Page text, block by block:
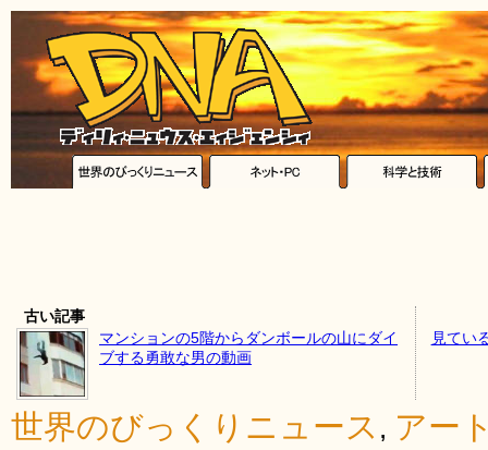
古い記事
マンションの5階からダンボールの山にダイ
ブする勇敢な男の動画
見てい
世界のびっくりニュース , アー